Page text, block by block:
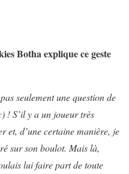
Botha explique ce geste
seulement une question de
! S’il y a un joueur très
et, d’une certaine manière, je
sur son boulot. Mais là,
lui faire part de toute